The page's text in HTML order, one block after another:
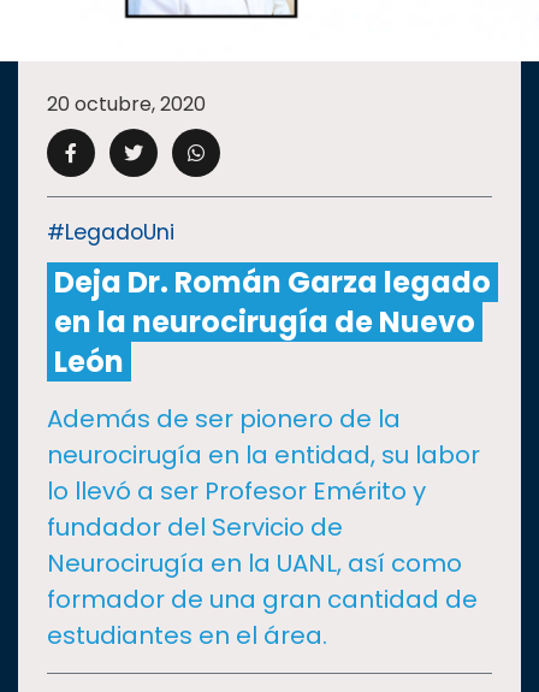
CAMPUS UANL
CULTURA
DEPORTES
I+D+IEXPERTOS
SALUD
SUSTENTABILIDAD
20 octubre, 2020
#LegadoUni
Deja Dr. Román Garza legado
en la neurocirugía de Nuevo
León
Además de ser pionero de la
neurocirugía en la entidad, su labor
lo llevó a ser Profesor Emérito y
fundador del Servicio de
Neurocirugía en la UANL, así como
formador de una gran cantidad de
estudiantes en el área.